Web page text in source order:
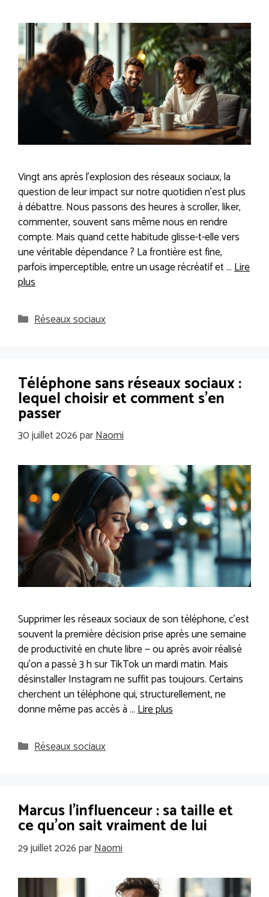
Vingt ans après l’explosion des réseaux sociaux, la
question de leur impact sur notre quotidien n’est plus
à débattre. Nous passons des heures à scroller, liker,
commenter, souvent sans même nous en rendre
compte. Mais quand cette habitude glisse-t-elle vers
une véritable dépendance ? La frontière est fine,
parfois imperceptible, entre un usage récréatif et …Lire
plus
Catégories
Réseaux sociaux
Téléphone sans réseaux sociaux :
lequel choisir et comment s’en
passer
30 juillet 2026parNaomi
Supprimer les réseaux sociaux de son téléphone, c’est
souvent la première décision prise après une semaine
de productivité en chute libre — ou après avoir réalisé
qu’on a passé 3 h sur TikTok un mardi matin. Mais
désinstaller Instagram ne suffit pas toujours. Certains
cherchent un téléphone qui, structurellement, ne
donne même pas accès à …Lire plus
Catégories
Réseaux sociaux
Marcus l’influenceur : sa taille et
ce qu’on sait vraiment de lui
29 juillet 2026parNaomi